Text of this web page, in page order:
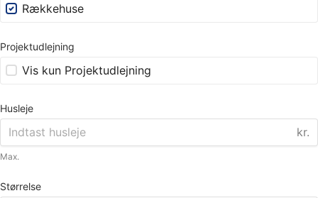
Rækkehuse
Projektudlejning
Vis kun Projektudlejning
Husleje
kr.
Max.
Størrelse